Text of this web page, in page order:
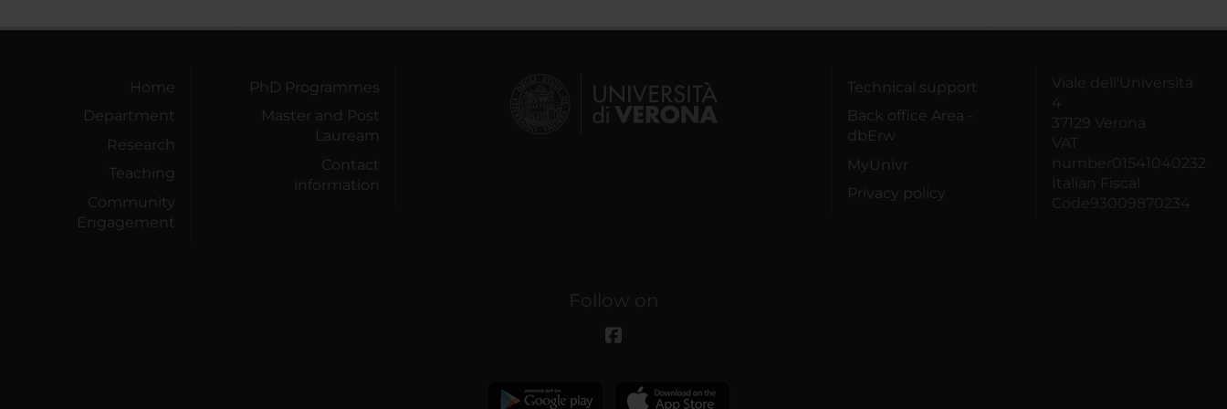
Home
Department
Research
Teaching
Community
Engagement
PhD Programmes
Master and Post
Lauream
Contact
information
Technical support
Back office Area -
dbErw
MyUnivr
Privacy policy
Viale dell'Università
4
37129 Verona
VAT
number01541040232
Italian Fiscal
Code93009870234
Follow on